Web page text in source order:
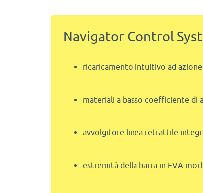
Navigator Control
ricaricamento intuitivo ad
materiali a basso coefficiente di
avvolgitore linea retrattile
estremità della barra in EVA